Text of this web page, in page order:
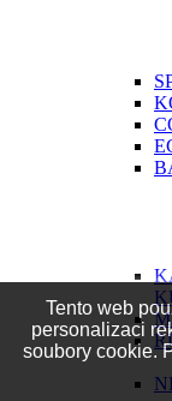
Tento web
personalizaci
soubory cookie.